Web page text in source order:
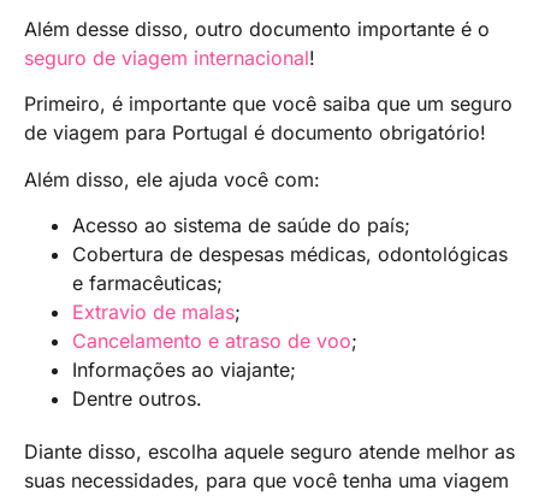
Além desse disso, outro documento importante é o
seguro de viagem internacional!
Primeiro, é importante que você saiba que um seguro
de viagem para Portugal é documento obrigatório!
Além disso, ele ajuda você com:
Acesso ao sistema de saúde do país;
Cobertura de despesas médicas, odontológicas
e farmacêuticas;
Extravio de malas;
Cancelamento e atraso de voo;
Informações ao viajante;
Dentre outros.
Diante disso, escolha aquele seguro atende melhor as
suas necessidades, para que você tenha uma viagem